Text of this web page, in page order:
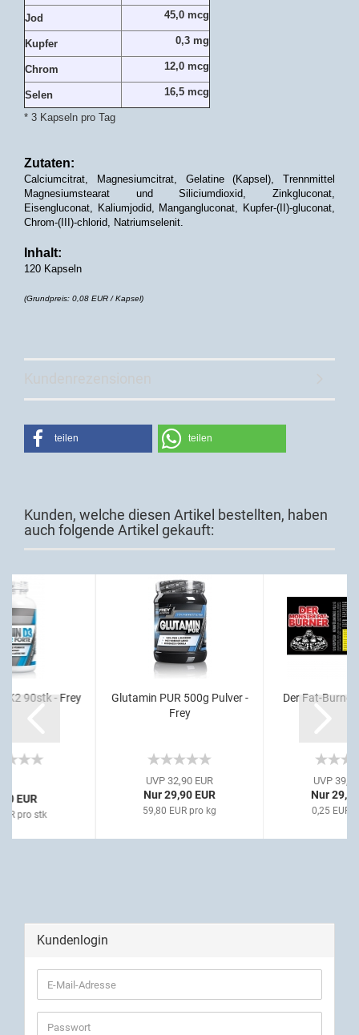
Jod 45,0 mcg
Kupfer 0,3 mg
Chrom 12,0 mcg
Selen 16,5 mcg
* 3 Kapseln pro Tag
Zutaten:
Calciumcitrat, Magnesiumcitrat, Gelatine (Kapsel), Trennmittel
Magnesiumstearat und Siliciumdioxid, Zinkgluconat,
Eisengluconat, Kaliumjodid, Mangangluconat, Kupfer-(II)-gluconat,
Chrom-(III)-chlorid, Natriumselenit.
Inhalt:
120 Kapseln
(Grundpreis: 0,08 EUR / Kapsel)
teilen teilen
Kunden, welche diesen Artikel bestellten, haben
auch folgende Artikel gekauft:
K2 90stk - Frey
EUR
pro stk
Glutamin PUR 500g Pulver -
Frey
UVP 32,90 EUR
Nur 29,90 EUR
59,80 EUR pro kg
Der Fat-Burner
UVP
Nur
0,25 EUR
Kundenlogin